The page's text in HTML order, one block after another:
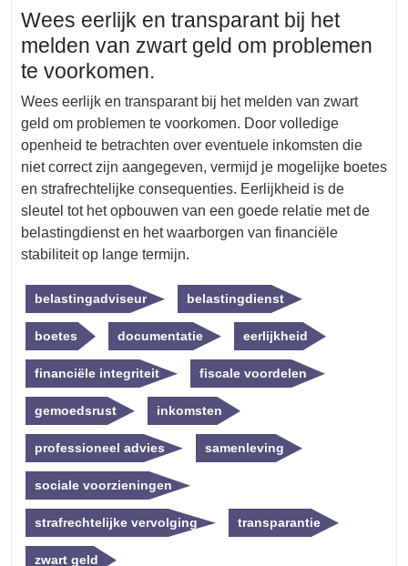
Wees eerlijk en transparant bij het
melden van zwart geld om problemen
te voorkomen.
Wees eerlijk en transparant bij het melden van zwart
geld om problemen te voorkomen. Door volledige
openheid te betrachten over eventuele inkomsten die
niet correct zijn aangegeven, vermijd je mogelijke boetes
en strafrechtelijke consequenties. Eerlijkheid is de
sleutel tot het opbouwen van een goede relatie met de
belastingdienst en het waarborgen van financiële
stabiliteit op lange termijn.
belastingadviseur belastingdienst
boetes documentatie eerlijkheid
financiële integriteit fiscale voordelen
gemoedsrust inkomsten
professioneel advies samenleving
sociale voorzieningen
strafrechtelijke vervolging transparantie
zwart geld